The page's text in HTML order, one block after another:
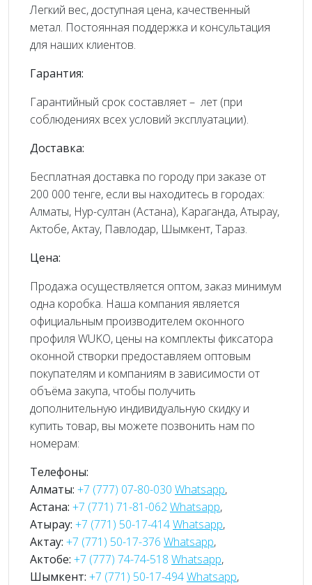
Легкий вес, доступная цена, качественный
метал. Постоянная поддержка и консультация
для наших клиентов.
Гарантия:
Гарантийный срок составляет – лет (при
соблюдениях всех условий эксплуатации).
Доставка:
Бесплатная доставка по городу при заказе от
200 000 тенге, если вы находитесь в городах:
Алматы, Нур-султан (Астана), Караганда, Атырау,
Актобе, Актау, Павлодар, Шымкент, Тараз.
Цена:
Продажа осуществляется оптом, заказ минимум
одна коробка. Наша компания является
официальным производителем оконного
профиля WUKO, цены на комплекты фиксатора
оконной створки предоставляем оптовым
покупателям и компаниям в зависимости от
объёма закупа, чтобы получить
дополнительную индивидуальную скидку и
купить товар, вы можете позвонить нам по
номерам:
Телефоны:
Алматы: +7 (777) 07-80-030 Whatsapp,
Астана: +7 (771) 71-81-062Whatsapp,
Атырау: +7 (771) 50-17-414Whatsapp,
Актау: +7 (771) 50-17-376 Whatsapp,
Актобе: +7 (777) 74-74-518 Whatsapp,
Шымкент: +7 (771) 50-17-494Whatsapp,